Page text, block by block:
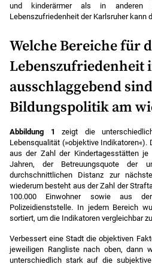
und kinderärmer als in anderen
Lebenszufriedenheit der Karlsruher kann
Welche Bereiche für
Lebenszufriedenheit
ausschlaggebend
Bildungspolitik am
Abbildung 1
zeigt die
Lebensqualität (»objektive Indikatoren«).
aus der Zahl der Kindertagesstätten je
Jahren, der Betreuungsquote der
durchschnittlichen Distanz zur
wiederum besteht aus der Zahl der
100.000 Einwohner sowie aus
Polizeidienststelle. In jedem Bereich
sortiert, um die Indikatoren vergleichbar
Verbessert eine Stadt die objektiven
jeweiligen Rangliste nach oben, dann
unterschiedlich stark auf die